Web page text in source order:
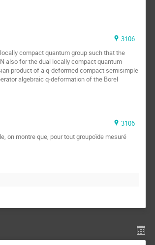
3106
compact quantum group such that the
also for the dual locally compact quantum
product of a q-deformed compact semisimple
algebraic q-deformation of the Borel
3106
on montre que, pour tout groupoïde mesuré